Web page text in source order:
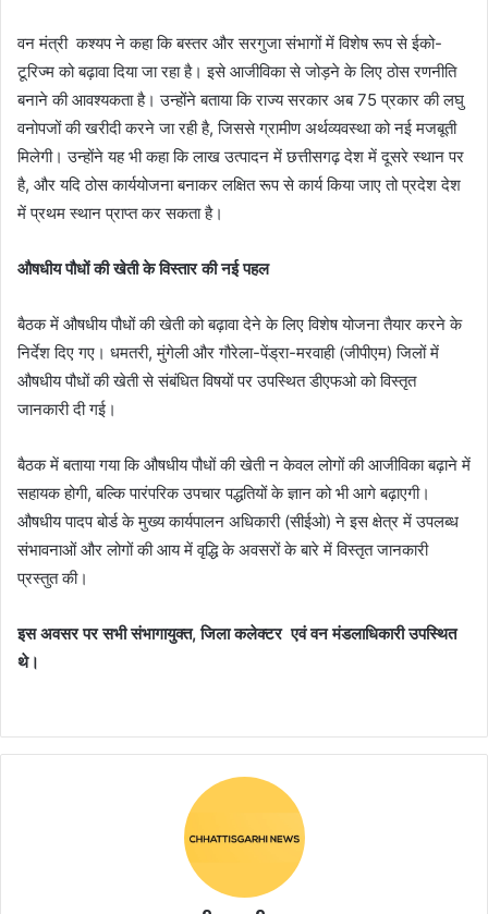
वन मंत्री कश्यप ने कहा कि बस्तर और सरगुजा संभागों में विशेष रूप से ईको-
टूरिज्म को बढ़ावा दिया जा रहा है। इसे आजीविका से जोड़ने के लिए ठोस रणनीति
बनाने की आवश्यकता है। उन्होंने बताया कि राज्य सरकार अब 75 प्रकार की लघु
वनोपजों की खरीदी करने जा रही है, जिससे ग्रामीण अर्थव्यवस्था को नई मजबूती
मिलेगी। उन्होंने यह भी कहा कि लाख उत्पादन में छत्तीसगढ़ देश में दूसरे स्थान पर
है, और यदि ठोस कार्ययोजना बनाकर लक्षित रूप से कार्य किया जाए तो प्रदेश देश
में प्रथम स्थान प्राप्त कर सकता है।
औषधीय पौधों की खेती के विस्तार की नई पहल
बैठक में औषधीय पौधों की खेती को बढ़ावा देने के लिए विशेष योजना तैयार करने के
निर्देश दिए गए। धमतरी, मुंगेली और गौरेला-पेंड्रा-मरवाही (जीपीएम) जिलों में
औषधीय पौधों की खेती से संबंधित विषयों पर उपस्थित डीएफओ को विस्तृत
जानकारी दी गई।
बैठक में बताया गया कि औषधीय पौधों की खेती न केवल लोगों की आजीविका बढ़ाने में
सहायक होगी, बल्कि पारंपरिक उपचार पद्धतियों के ज्ञान को भी आगे बढ़ाएगी।
औषधीय पादप बोर्ड के मुख्य कार्यपालन अधिकारी (सीईओ) ने इस क्षेत्र में उपलब्ध
संभावनाओं और लोगों की आय में वृद्धि के अवसरों के बारे में विस्तृत जानकारी
प्रस्तुत की।
इस अवसर पर सभी संभागायुक्त, जिला कलेक्टर एवं वन मंडलाधिकारी उपस्थित
थे।